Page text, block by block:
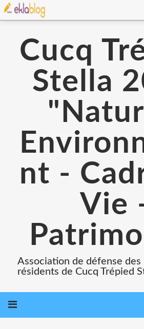
Cucq
Stella
nt -
Vie
Association de défense
résidents de Cucq Trépied